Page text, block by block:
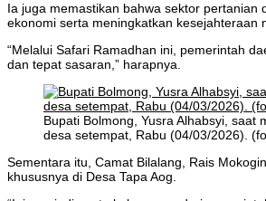
Ia juga memastikan bahwa sektor
ekonomi serta meningkatkan kesejahteraan
“Melalui Safari Ramadhan ini, pemerintah
dan tepat sasaran,” harapnya.
Bupati Bolmong, Yusra Alhabsyi, saat
desa setempat, Rabu (04/03/2026).
Sementara itu, Camat Bilalang, Rais
khususnya di Desa Tapa Aog.